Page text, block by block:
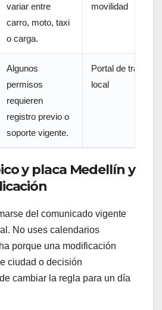
variar entre
carro, moto, taxi
o carga.
movilidad
Algunos
permisos
requieren
registro previo o
soporte vigente.
Portal de trámites
local
y placa Medellín y
del comunicado vigente
No uses calendarios
porque una modificación
ciudad o decisión
cambiar la regla para un día